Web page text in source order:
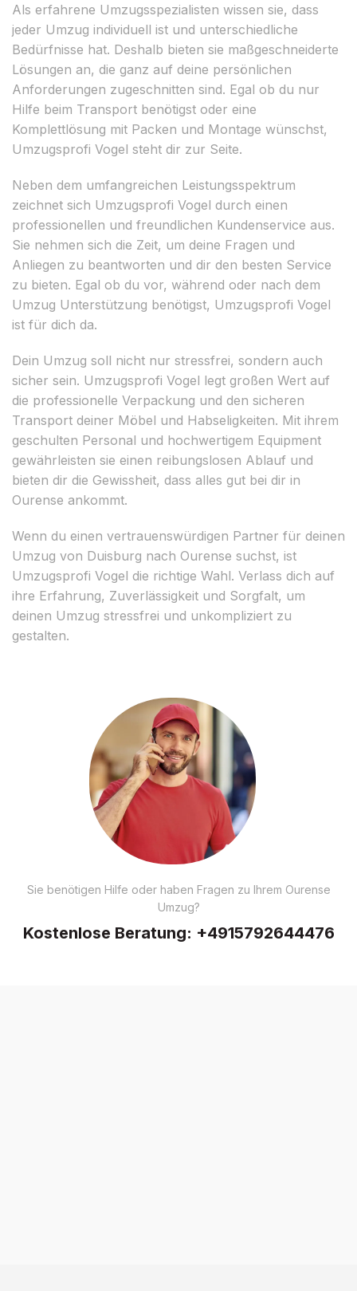
Als erfahrene Umzugsspezialisten wissen sie, dass
jeder Umzug individuell ist und unterschiedliche
Bedürfnisse hat. Deshalb bieten sie maßgeschneiderte
Lösungen an, die ganz auf deine persönlichen
Anforderungen zugeschnitten sind. Egal ob du nur
Hilfe beim Transport benötigst oder eine
Komplettlösung mit Packen und Montage wünschst,
Umzugsprofi Vogel steht dir zur Seite.
Neben dem umfangreichen Leistungsspektrum
zeichnet sich Umzugsprofi Vogel durch einen
professionellen und freundlichen Kundenservice aus.
Sie nehmen sich die Zeit, um deine Fragen und
Anliegen zu beantworten und dir den besten Service
zu bieten. Egal ob du vor, während oder nach dem
Umzug Unterstützung benötigst, Umzugsprofi Vogel
ist für dich da.
Dein Umzug soll nicht nur stressfrei, sondern auch
sicher sein. Umzugsprofi Vogel legt großen Wert auf
die professionelle Verpackung und den sicheren
Transport deiner Möbel und Habseligkeiten. Mit ihrem
geschulten Personal und hochwertigem Equipment
gewährleisten sie einen reibungslosen Ablauf und
bieten dir die Gewissheit, dass alles gut bei dir in
Ourense ankommt.
Wenn du einen vertrauenswürdigen Partner für deinen
Umzug von Duisburg nach Ourense suchst, ist
Umzugsprofi Vogel die richtige Wahl. Verlass dich auf
ihre Erfahrung, Zuverlässigkeit und Sorgfalt, um
deinen Umzug stressfrei und unkompliziert zu
gestalten.
Sie benötigen Hilfe oder haben Fragen zu Ihrem Ourense
Umzug?
Kostenlose Beratung: +4915792644476